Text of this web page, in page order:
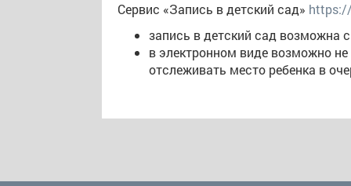
Сервис «Запись в детский сад»
запись в детский сад возможна
в электронном виде возможно
отслеживать место ребенка в